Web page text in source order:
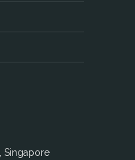
Singapore